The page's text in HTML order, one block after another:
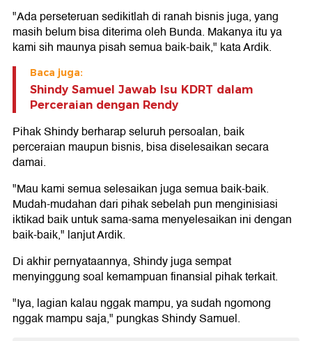
"Ada perseteruan sedikitlah di ranah bisnis juga, yang
masih belum bisa diterima oleh Bunda. Makanya itu ya
kami sih maunya pisah semua baik-baik," kata Ardik.
Baca juga:
Shindy Samuel Jawab Isu KDRT dalam
Perceraian dengan Rendy
Pihak Shindy berharap seluruh persoalan, baik
perceraian maupun bisnis, bisa diselesaikan secara
damai.
"Mau kami semua selesaikan juga semua baik-baik.
Mudah-mudahan dari pihak sebelah pun menginisiasi
iktikad baik untuk sama-sama menyelesaikan ini dengan
baik-baik," lanjut Ardik.
Di akhir pernyataannya, Shindy juga sempat
menyinggung soal kemampuan finansial pihak terkait.
"Iya, lagian kalau nggak mampu, ya sudah ngomong
nggak mampu saja," pungkas Shindy Samuel.